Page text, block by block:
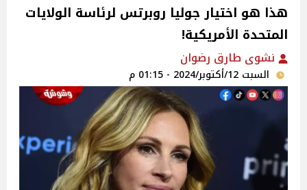
هذا هو اختيار جوليا روبرتس لرئاسة الولايات
المتحدة الأمريكية!
نشوى طارق رضوان
السبت 12/أكتوبر/2024 - 01:15 م